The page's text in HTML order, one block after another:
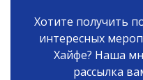
Хотите получить
интересных
Хайфе? Наша
рассылка